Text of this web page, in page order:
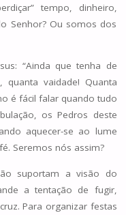
tempo, dinheiro,
Senhor? Ou somos dos
“Ainda que tenha de
quanta vaidade! Quanta
é fácil falar quando tudo
os Pedros deste
aquecer-se ao lume
Seremos nós assim?
suportam a visão do
a tentação de fugir,
Para organizar festas